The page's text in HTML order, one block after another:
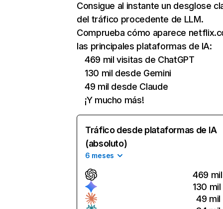
Consigue al instante un desglose
del tráfico procedente de LLM.
Comprueba cómo aparece
las principales plataformas de IA:
469 mil visitas de ChatGPT
130 mil desde Gemini
49 mil desde Claude
¡Y mucho más!
Tráfico desde plataformas de IA
(absoluto)
6 meses
469 mil
130 mil
49 mil